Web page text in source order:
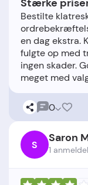
Stærke
Bestilte
en dag ekstra.
fulgte op med
ingen skader.
0
S Saron
1